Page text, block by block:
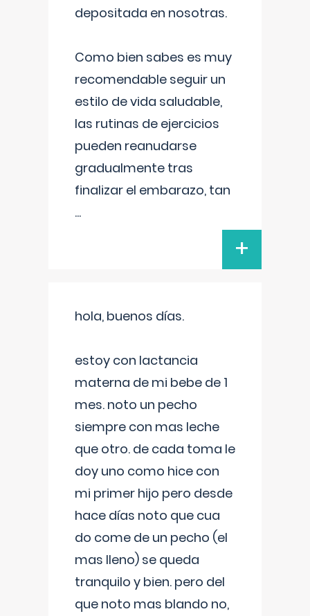
depositada en nosotras.
Como bien sabes es muy
recomendable seguir un
estilo de vida saludable,
las rutinas de ejercicios
pueden reanudarse
gradualmente tras
finalizar el embarazo, tan
...
+
hola, buenos días.
estoy con lactancia
materna de mi bebe de 1
mes. noto un pecho
siempre con mas leche
que otro. de cada toma le
doy uno como hice con
mi primer hijo pero desde
hace días noto que cua
do come de un pecho (el
mas lleno) se queda
tranquilo y bien. pero del
que noto mas blando no,